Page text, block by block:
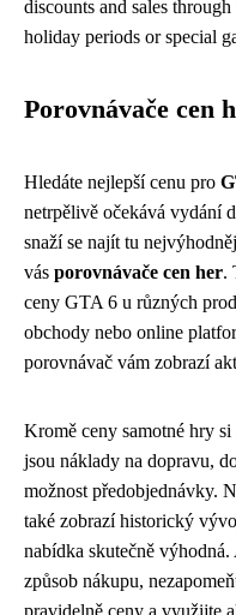
discounts and sales
holiday periods or special
Porovnávače cen
Hledáte nejlepší cenu pro
netrpělivě očekává vydání
snaží se najít tu
vás porovnávače cen her.
ceny GTA 6 u různých
obchody nebo online
porovnávač vám zobrazí
Kromě ceny samotné hry
jsou náklady na dopravu,
možnost předobjednávky.
také zobrazí historický
nabídka skutečně
způsob nákupu,